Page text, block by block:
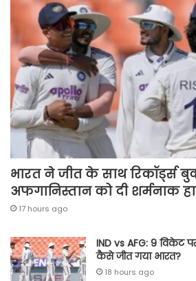
भारत ने जीत के साथ रिकॉर्ड्स
अफगानिस्तान को दी शर्मनाक
17 hours ago
IND vs AFG: 9 विकेट
कैसे जीत गया भारत?
18 hours ago